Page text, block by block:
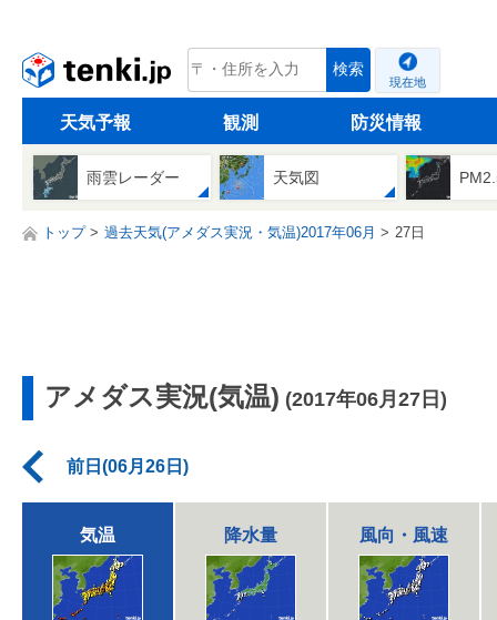
tenki.jp 検索
現在地
天気予報 観測 防災情報
雨雲レーダー 天気図
トップ 過去天気(アメダス実況・気温)2017年06月 27日
アメダス実況(気温) (2017年06月27日)
前日(06月26日)
気温 降水量 風向・風速